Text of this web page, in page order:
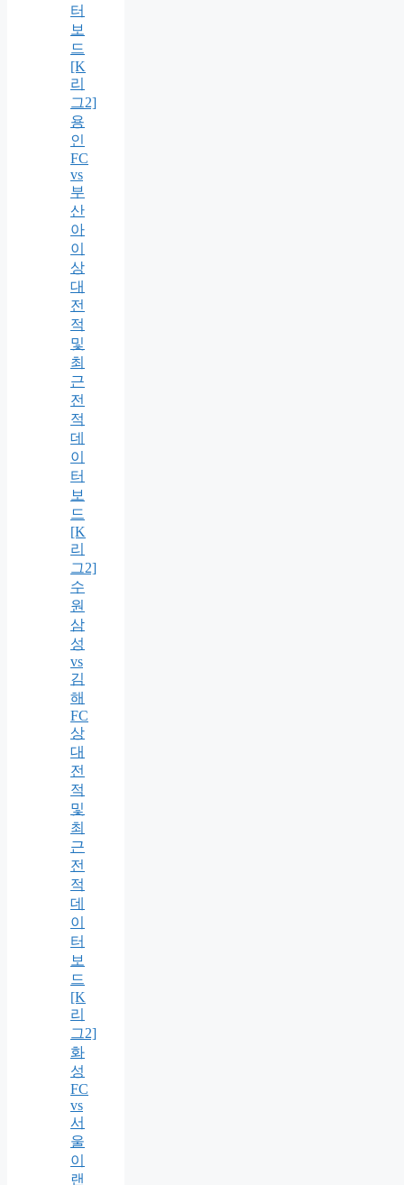
터
보
드
[K
리
그2]
용
인
FC
vs
부
산
아
이
상
대
전
적
및
최
근
전
적
데
이
터
보
드
[K
리
그2]
수
원
삼
성
vs
김
해
FC
상
대
전
적
및
최
근
전
적
데
이
터
보
드
[K
리
그2]
화
성
FC
vs
서
울
이
랜